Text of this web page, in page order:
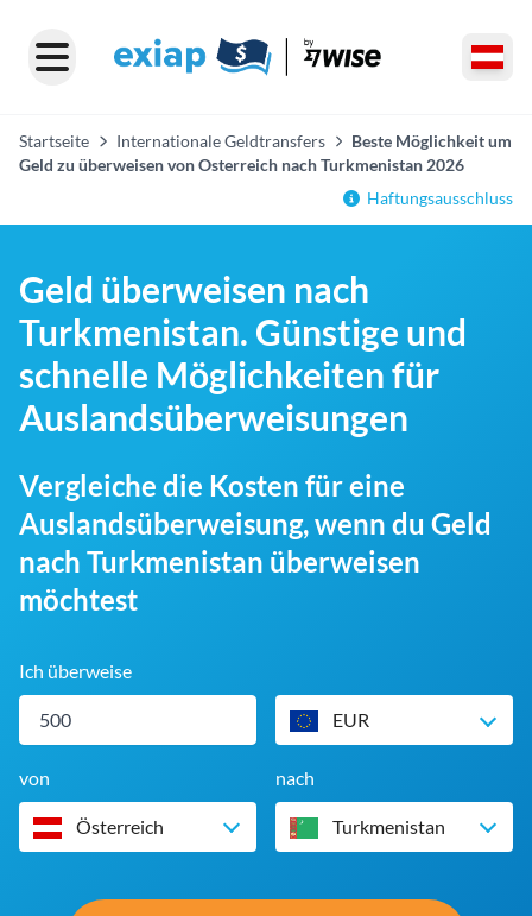
Startseite Internationale Geldtransfers
Beste Möglichkeit um
Geld zu überweisen von Osterreich nach Turkmenistan 2026
Haftungsausschluss
Geld überweisen nach
Turkmenistan. Günstige und
schnelle Möglichkeiten für
Auslandsüberweisungen
Vergleiche die Kosten für eine
Auslandsüberweisung, wenn du Geld
nach Turkmenistan überweisen
möchtest
Ich überweise
EUR
von
Österreich
nach
Turkmenistan